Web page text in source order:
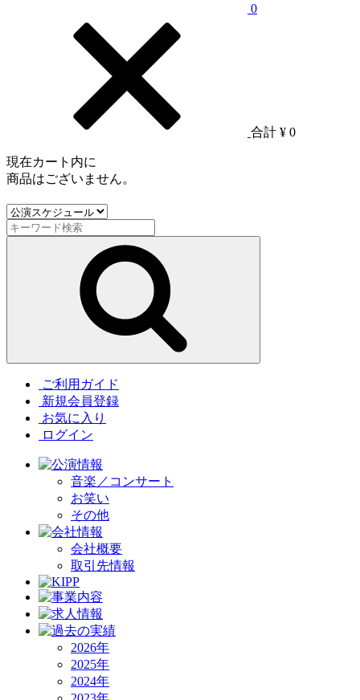
0
合計 ¥ 0
現在カート内に
商品はございません。
ご利用ガイド
新規会員登録
お気に入り
ログイン
音楽／コンサート
お笑い
その他
会社概要
取引先情報
2026年
2025年
2024年